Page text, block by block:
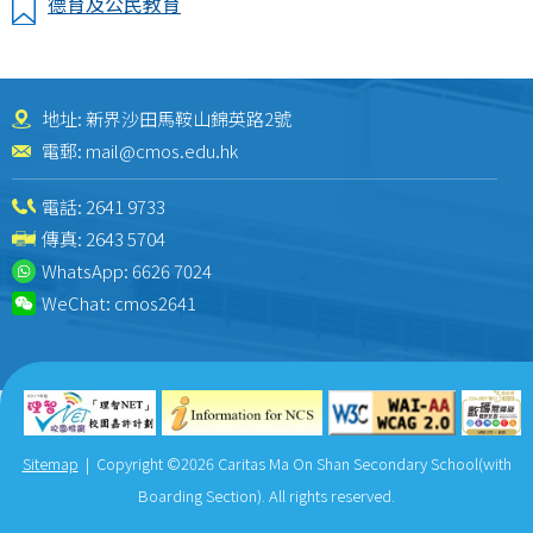
地址: 新界沙田馬鞍山錦英路2號
電郵: mail@cmos.edu.hk
電話: 2641 9733
傳真: 2643 5704
WhatsApp:6626 7024
WeChat: cmos2641
Sitemap | Copyright ©2026 Caritas Ma On Shan Secondary School(with
Boarding Section). All rights reserved.